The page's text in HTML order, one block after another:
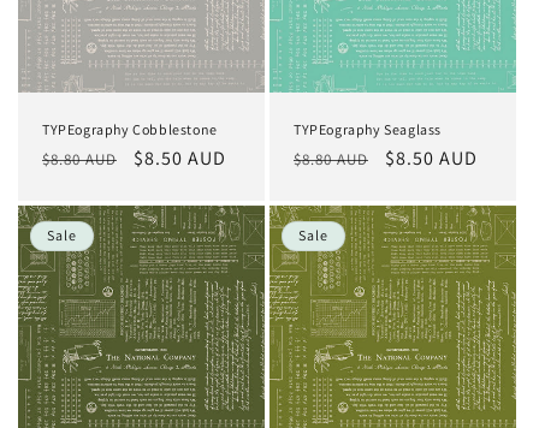
TYPEography Cobblestone
Normaler
$8.80 AUD Verkaufspreis
$8.50 AUD
TYPEography Seaglass
Normaler
$8.80 AUD Verkaufspreis
$8.50 AUD
Sale Sale